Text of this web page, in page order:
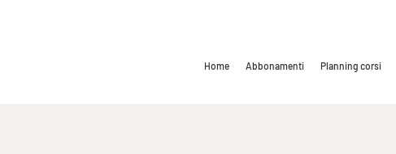
Home Abbonamenti Planning corsi